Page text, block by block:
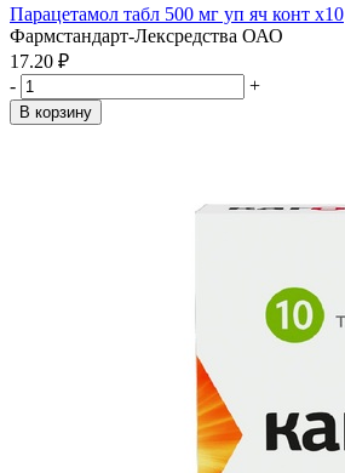
Парацетамол табл 500 мг уп яч конт x10
Фармстандарт-Лексредства ОАО
17.20 ₽
-
+
В корзину